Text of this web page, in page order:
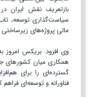
بازتعریف نقش ایران
سیاست‌گذاری توسعه،
مالی پروژه‌های
وی افزود: بریکس امروز
همکاری میان کشورهای
گسترده‌ای را برای
فناورانه و توسعه‌ای